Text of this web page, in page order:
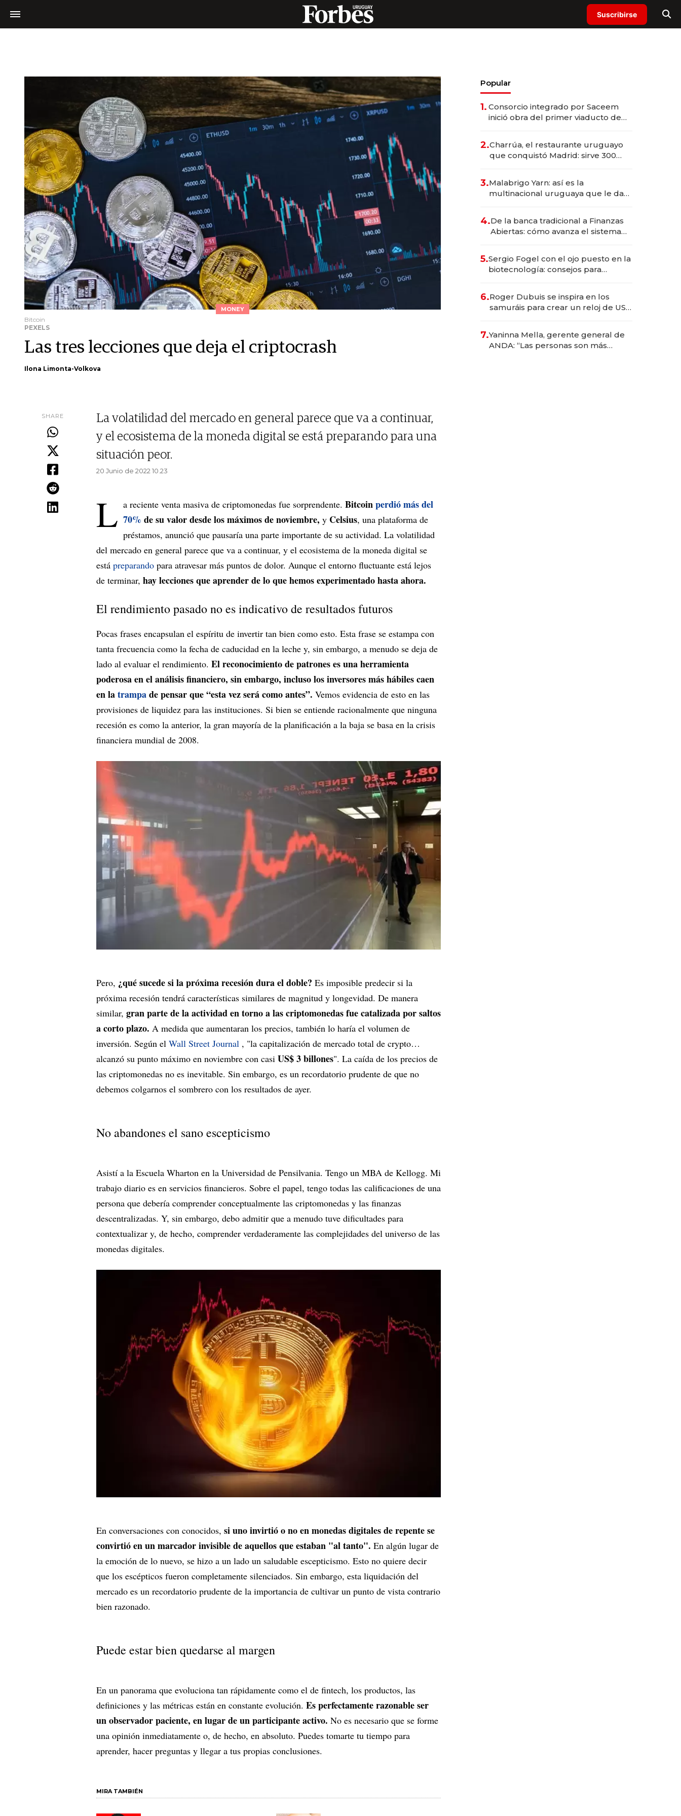
Suscribirse
MONEY
Bitcoin
PEXELS
Las tres lecciones que deja el criptocrash
Ilona Limonta-Volkova
SHARE
La volatilidad del mercado en general parece que va a continuar,
y el ecosistema de la moneda digital se está preparando para una
situación peor.
20 Junio de 2022 10.23
L a reciente venta masiva de criptomonedas fue sorprendente. Bitcoinperdió más del
70% de su valor desde los máximos de noviembre, y Celsius, una plataforma de
préstamos, anunció que pausaría una parte importante de su actividad. La volatilidad
del mercado en general parece que va a continuar, y el ecosistema de la moneda digital se
está preparando para atravesar más puntos de dolor. Aunque el entorno fluctuante está lejos
de terminar, hay lecciones que aprender de lo que hemos experimentado hasta ahora.
El rendimiento pasado no es indicativo de resultados futuros
Pocas frases encapsulan el espíritu de invertir tan bien como esto. Esta frase se estampa con
tanta frecuencia como la fecha de caducidad en la leche y, sin embargo, a menudo se deja de
lado al evaluar el rendimiento. El reconocimiento de patrones es una herramienta
poderosa en el análisis financiero, sin embargo, incluso los inversores más hábiles caen
en latrampade pensar que “esta vez será como antes”. Vemos evidencia de esto en las
provisiones de liquidez para las instituciones. Si bien se entiende racionalmente que ninguna
recesión es como la anterior, la gran mayoría de la planificación a la baja se basa en la crisis
financiera mundial de 2008.
Pero, ¿qué sucede si la próxima recesión dura el doble? Es imposible predecir si la
próxima recesión tendrá características similares de magnitud y longevidad. De manera
similar, gran parte de la actividad en torno a las criptomonedas fue catalizada por saltos
a corto plazo. A medida que aumentaran los precios, también lo haría el volumen de
inversión. Según el Wall Street Journal , "la capitalización de mercado total de crypto…
alcanzó su punto máximo en noviembre con casi US$ 3 billones". La caída de los precios de
las criptomonedas no es inevitable. Sin embargo, es un recordatorio prudente de que no
debemos colgarnos el sombrero con los resultados de ayer.
No abandones el sano escepticismo
Asistí a la Escuela Wharton en la Universidad de Pensilvania. Tengo un MBA de Kellogg. Mi
trabajo diario es en servicios financieros. Sobre el papel, tengo todas las calificaciones de una
persona que debería comprender conceptualmente las criptomonedas y las finanzas
descentralizadas. Y, sin embargo, debo admitir que a menudo tuve dificultades para
contextualizar y, de hecho, comprender verdaderamente las complejidades del universo de las
monedas digitales.
En conversaciones con conocidos, si uno invirtió o no en monedas digitales de repente se
convirtió en un marcador invisible de aquellos que estaban "al tanto". En algún lugar de
la emoción de lo nuevo, se hizo a un lado un saludable escepticismo. Esto no quiere decir
que los escépticos fueron completamente silenciados. Sin embargo, esta liquidación del
mercado es un recordatorio prudente de la importancia de cultivar un punto de vista contrario
bien razonado.
Puede estar bien quedarse al margen
En un panorama que evoluciona tan rápidamente como el de fintech, los productos, las
definiciones y las métricas están en constante evolución. Es perfectamente razonable ser
un observador paciente, en lugar de un participante activo. No es necesario que se forme
una opinión inmediatamente o, de hecho, en absoluto. Puedes tomarte tu tiempo para
aprender, hacer preguntas y llegar a tus propias conclusiones.
MIRA TAMBIÉN
Popular
1. Consorcio integrado por Saceem
inició obra del primer viaducto de
millones
2.Charrúa, el restaurante uruguayo
que conquistó Madrid: sirve 300
prepara apertura
3.Malabrigo Yarn: así es la
multinacional uruguaya que le da
4.De la banca tradicional a Finanzas
Abiertas: cómo avanza el sistema
5.Sergio Fogel con el ojo puesto en la
biotecnología: consejos para
6.Roger Dubuis se inspira en los
samuráis para crear un reloj de US$
7.Yaninna Mella, gerente general de
ANDA: “Las personas son más